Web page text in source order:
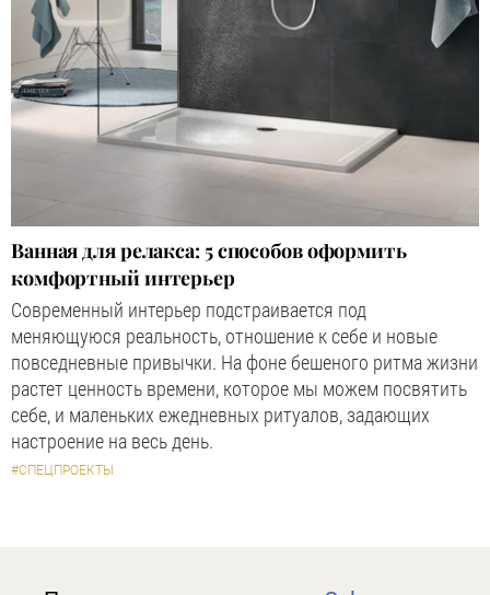
Ванная для релакса: 5 способов оформить
комфортный интерьер
Современный интерьер подстраивается под
меняющуюся реальность, отношение к себе и новые
повседневные привычки. На фоне бешеного ритма жизни
растет ценность времени, которое мы можем посвятить
себе, и маленьких ежедневных ритуалов, задающих
настроение на весь день.
#СПЕЦПРОЕКТЫ